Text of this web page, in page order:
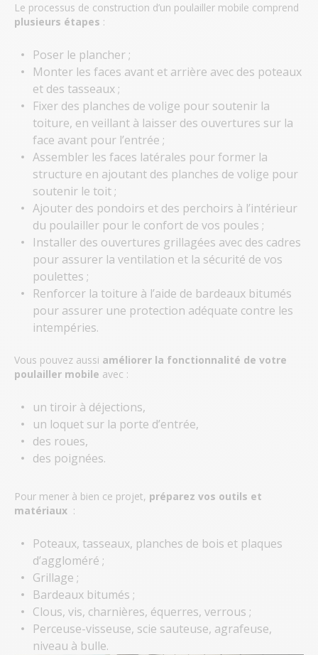
Le processus de construction d’un poulailler mobile comprend
plusieurs étapes :
Poser le plancher ;
Monter les faces avant et arrière avec des poteaux
et des tasseaux ;
Fixer des planches de volige pour soutenir la
toiture, en veillant à laisser des ouvertures sur la
face avant pour l’entrée ;
Assembler les faces latérales pour former la
structure en ajoutant des planches de volige pour
soutenir le toit ;
Ajouter des pondoirs et des perchoirs à l’intérieur
du poulailler pour le confort de vos poules ;
Installer des ouvertures grillagées avec des cadres
pour assurer la ventilation et la sécurité de vos
poulettes ;
Renforcer la toiture à l’aide de bardeaux bitumés
pour assurer une protection adéquate contre les
intempéries.
Vous pouvez aussi améliorer la fonctionnalité de votre
poulailler mobile avec :
un tiroir à déjections,
un loquet sur la porte d’entrée,
des roues,
des poignées.
Pour mener à bien ce projet, préparez vos outils et
matériaux :
Poteaux, tasseaux, planches de bois et plaques
d’aggloméré ;
Grillage ;
Bardeaux bitumés ;
Clous, vis, charnières, équerres, verrous ;
Perceuse-visseuse, scie sauteuse, agrafeuse,
niveau à bulle.